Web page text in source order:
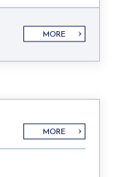
MORE
MORE